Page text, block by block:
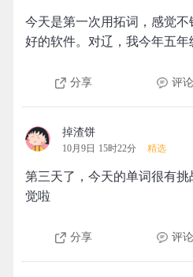
今天是第一次用拓词，感觉
好的软件。对辽，我今年五年
分享 评论
掉渣饼
10月9日 15时22分 精选
第三天了，今天的单词很有
觉啦
分享 评论